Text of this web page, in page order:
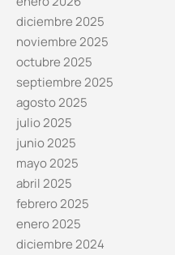
diciembre 2025
noviembre 2025
octubre 2025
septiembre 2025
agosto 2025
julio 2025
junio 2025
mayo 2025
abril 2025
febrero 2025
enero 2025
diciembre 2024